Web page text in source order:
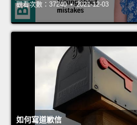
觀看次數：37240 • 2021-12-03
如何寫道歉信